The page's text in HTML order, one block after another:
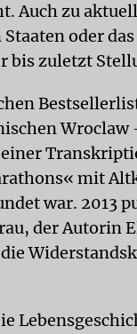
Auch zu
Staaten oder
bis zuletzt
Wroclaw
mit
war. 2013
der Autorin